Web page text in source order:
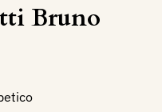
Bruno